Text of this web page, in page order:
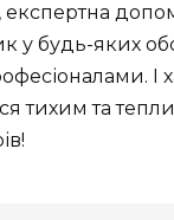
експертна
у будь-яких
тихим та